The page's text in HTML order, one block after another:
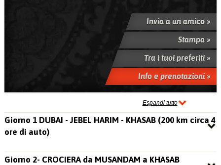
Invia a un amico »
Stampa »
Tra i tuoi preferiti »
Info e prenotazioni »
Espandi tutto
Giorno 1 DUBAI - JEBEL HARIM - KHASAB (200 km circa 4
ore di auto)
Giorno 2- CROCIERA da MUSANDAM a KHASAB